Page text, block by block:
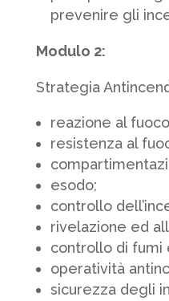
prevenire gli
Modulo 2:
Strategia
reazione al
resistenza al
esodo;
controllo
rivelazione ed
controllo di fumi
operatività
sicurezza degli